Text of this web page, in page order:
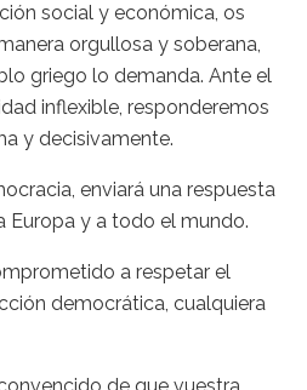
social y económica, os
orgullosa y soberana,
griego lo demanda. Ante el
inflexible, responderemos
y decisivamente.
enviará una respuesta
Europa y a todo el mundo.
a respetar el
democrática, cualquiera